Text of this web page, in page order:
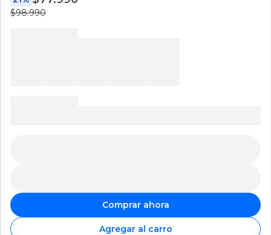
$98.990
Comprar ahora
Agregar al carro